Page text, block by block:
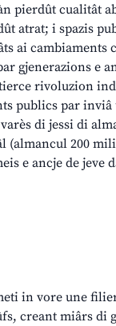
pierdût cualitât
atrat; i spazis
ai
gjenerazions e
rivoluzion
publics par inviâ
di jessi di
(almancul 200
e ancje de jeve
in vore une
creant miârs di